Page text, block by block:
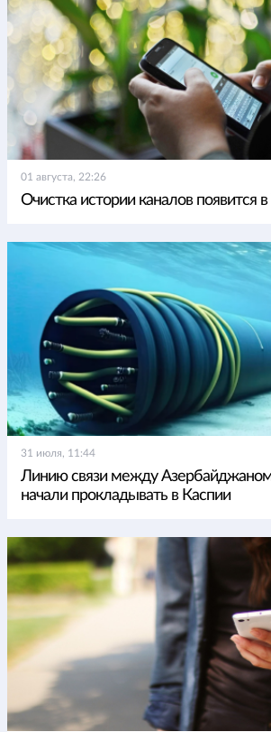
01 августа, 22:26
Очистка истории каналов появится
31 июля, 11:44
Линию связи между
начали прокладывать в Каспии